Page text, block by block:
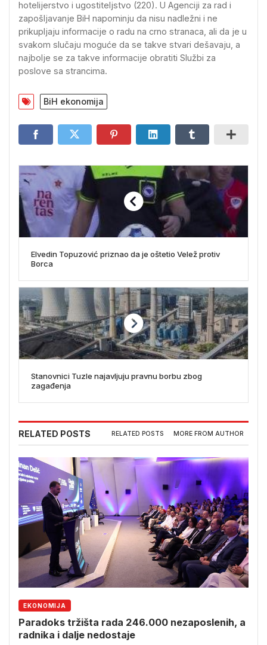
hotelijerstvo i ugostiteljstvo (220). U Agenciji za rad i
zapošljavanje BiH napominju da nisu nadležni i ne
prikupljaju informacije o radu na crno stranaca, ali da je u
svakom slučaju moguće da se takve stvari dešavaju, a
najbolje se za takve informacije obratiti Službi za
poslove sa strancima.
BiH ekonomija
Elvedin Topuzović priznao da je oštetio Velež protiv
Borca
Stanovnici Tuzle najavljuju pravnu borbu zbog
zagađenja
RELATED POSTS RELATED POSTS MORE FROM AUTHOR
EKONOMIJA
Paradoks tržišta rada 246.000 nezaposlenih, a
radnika i dalje nedostaje